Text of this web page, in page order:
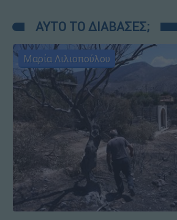
ΑΥΤΟ ΤΟ ΔΙΑΒΑΣΕΣ;
Μαρία Λιλιοπούλου